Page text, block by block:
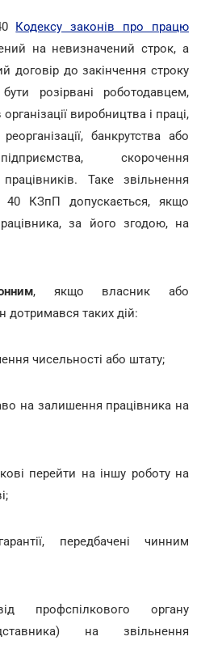
Кодексу законів про працю
на невизначений строк, а
договір до закінчення строку
розірвані роботодавцем,
виробництва і праці,
банкрутства або
скорочення
Таке звільнення
КЗпП допускається, якщо
за його згодою, на
, якщо власник або
таких дій:
чисельності або штату;
на залишення працівника на
перейти на іншу роботу на
передбачені чинним
профспілкового органу
на звільнення